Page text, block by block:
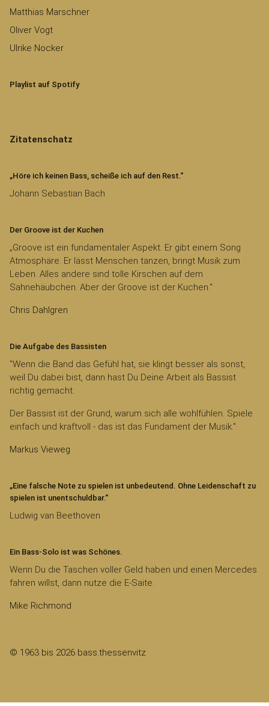
Matthias Marschner
Oliver Vogt
Ulrike Nocker
Playlist auf Spotify
Zitatenschatz
„Höre ich keinen Bass, scheiße ich auf den Rest.“
Johann Sebastian Bach
Der Groove ist der Kuchen
„Groove ist ein fundamentaler Aspekt. Er gibt einem Song
Atmosphäre. Er lässt Menschen tanzen, bringt Musik zum
Leben. Alles andere sind tolle Kirschen auf dem
Sahnehäubchen. Aber der Groove ist der Kuchen.“
Chris Dahlgren
Die Aufgabe des Bassisten
"Wenn die Band das Gefühl hat, sie klingt besser als sonst,
weil Du dabei bist, dann hast Du Deine Arbeit als Bassist
richtig gemacht.
Der Bassist ist der Grund, warum sich alle wohlfühlen. Spiele
einfach und kraftvoll - das ist das Fundament der Musik."
Markus Vieweg
„Eine falsche Note zu spielen ist unbedeutend. Ohne Leidenschaft zu
spielen ist unentschuldbar.“
Ludwig van Beethoven
Ein Bass-Solo ist was Schönes.
Wenn Du die Taschen voller Geld haben und einen Mercedes
fahren willst, dann nutze die E-Saite.
Mike Richmond
© 1963 bis 2026 bass.thessenvitz